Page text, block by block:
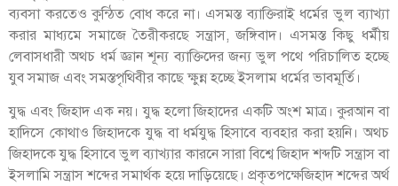
ব্যবসা করতেও কুন্ঠিত বোধ করে না। এসমস্ত ব্যাক্তিরাই ধর্মের ভুল ব্যাখ্যা
করার মাধ্যমে সমাজে তৈরীকরছে সন্ত্রাস, জঙ্গিবাদ। এসমস্ত কিছু ধর্মীয়
লেবাসধারী অথচ ধর্ম জ্ঞান শূন্য ব্যাক্তিদের জন্য ভুল পথে পরিচালিত হচ্ছে
যুব সমাজ এবং সমস্তপৃথিবীর কাছে ক্ষুন্ন হচ্ছে ইসলাম ধর্মের ভাবমূর্তি।
যুদ্ধ এবং জিহাদ এক নয়। যুদ্ধ হলো জিহাদের একটি অংশ মাত্র। কুরআন বা
হাদিসে কোথাও জিহাদকে যুদ্ধ বা ধর্মযুদ্ধ হিসাবে ব্যবহার করা হয়নি। অথচ
জিহাদকে যুদ্ধ হিসাবে ভুল ব্যাখ্যার কারনে সারা বিশ্বে জিহাদ শব্দটি সন্ত্রাস বা
ইসলামি সন্ত্রাস শব্দের সমার্থক হয়ে দাড়িয়েছে। প্রকৃতপক্ষেজিহাদ শব্দের অর্থ